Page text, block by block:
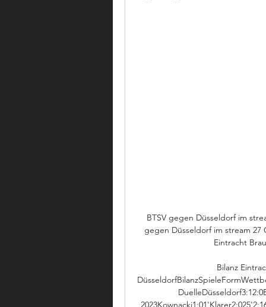
BTSV gegen Düsseldorf im
gegen Düsseldorf im stream
Eintracht
Bilanz